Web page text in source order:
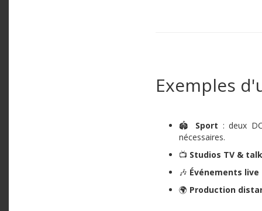
Exemples
🏟️ Sport : deux
nécessaires.
📺 Studios TV &
🎶 Événements
🌍 Production